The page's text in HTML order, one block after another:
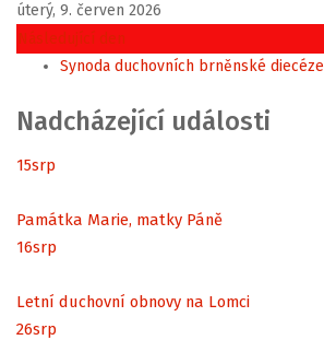
úterý, 9. červen 2026
Následující den
Synoda duchovních brněnské diecéze
Nadcházející události
15srp
Památka Marie, matky Páně
16srp
Letní duchovní obnovy na Lomci
26srp